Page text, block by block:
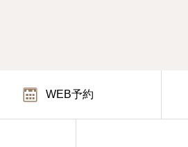
WEB予約